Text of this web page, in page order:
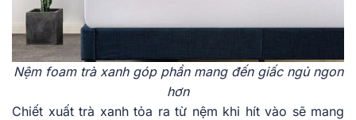
Nệm foam trà xanh góp phần mang đến giấc ngủ ngon
hơn
Chiết xuất trà xanh tỏa ra từ nệm khi hít vào sẽ mang